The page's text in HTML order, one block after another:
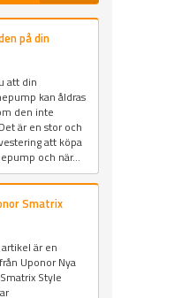
på din
att din
kan åldras
den inte
är en stor och
att köpa
och när...
Smatrix
är en
Uponor Nya
Style